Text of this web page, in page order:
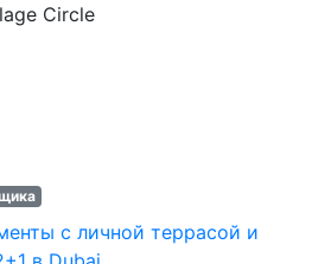
Circle
с личной террасой и